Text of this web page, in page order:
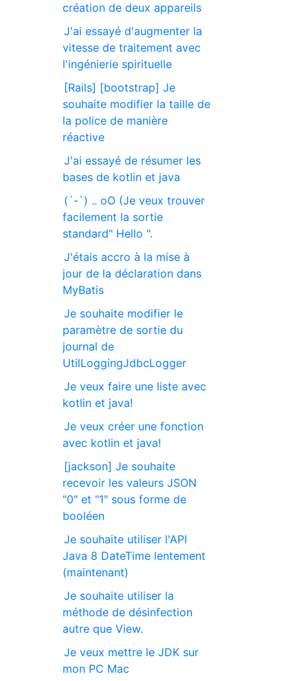
création de deux appareils
J'ai essayé d'augmenter la
vitesse de traitement avec
l'ingénierie spirituelle
[Rails] [bootstrap] Je
souhaite modifier la taille de
la police de manière
réactive
J'ai essayé de résumer les
bases de kotlin et java
(´-`) .. oO (Je veux trouver
facilement la sortie
standard" Hello ".
J'étais accro à la mise à
jour de la déclaration dans
MyBatis
Je souhaite modifier le
paramètre de sortie du
journal de
UtilLoggingJdbcLogger
Je veux faire une liste avec
kotlin et java!
Je veux créer une fonction
avec kotlin et java!
[jackson] Je souhaite
recevoir les valeurs JSON
"0" et "1" sous forme de
booléen
Je souhaite utiliser l'API
Java 8 DateTime lentement
(maintenant)
Je souhaite utiliser la
méthode de désinfection
autre que View.
Je veux mettre le JDK sur
mon PC Mac